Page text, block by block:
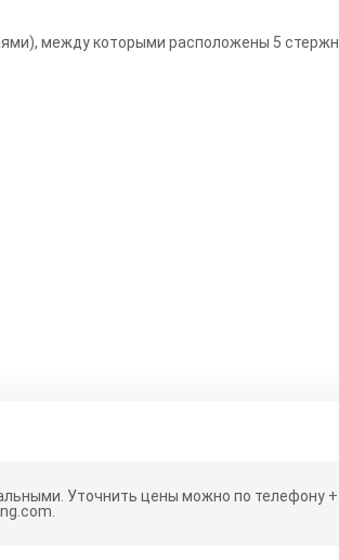
между которыми расположены 5
Уточнить цены можно по телефону